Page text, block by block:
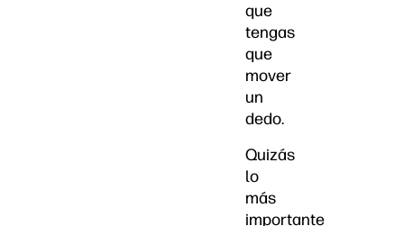
que
tengas
que
mover
un
dedo.
Quizás
lo
más
importante